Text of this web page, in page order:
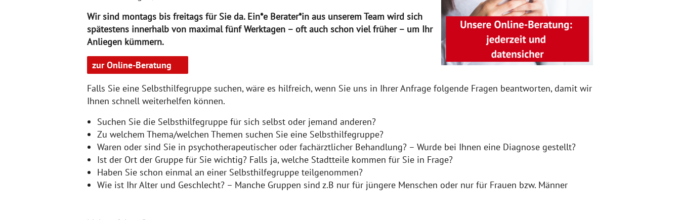
Wir sind montags bis freitags für Sie da. Ein*e Berater*in aus unserem Team wird sich
spätestens innerhalb von maximal fünf Werktagen – oft auch schon viel früher – um Ihr
Anliegen kümmern.
zur Online-Beratung
Falls Sie eine Selbsthilfegruppe suchen, wäre es hilfreich, wenn Sie uns in Ihrer Anfrage folgende Fragen beantworten, damit wir
Ihnen schnell weiterhelfen können.
Suchen Sie die Selbsthilfegruppe für sich selbst oder jemand anderen?
Zu welchem Thema/welchen Themen suchen Sie eine Selbsthilfegruppe?
Waren oder sind Sie in psychotherapeutischer oder fachärztlicher Behandlung? – Wurde bei Ihnen eine Diagnose gestellt?
Ist der Ort der Gruppe für Sie wichtig? Falls ja, welche Stadtteile kommen für Sie in Frage?
Haben Sie schon einmal an einer Selbsthilfegruppe teilgenommen?
Wie ist Ihr Alter und Geschlecht? – Manche Gruppen sind z.B nur für jüngere Menschen oder nur für Frauen bzw. Männer